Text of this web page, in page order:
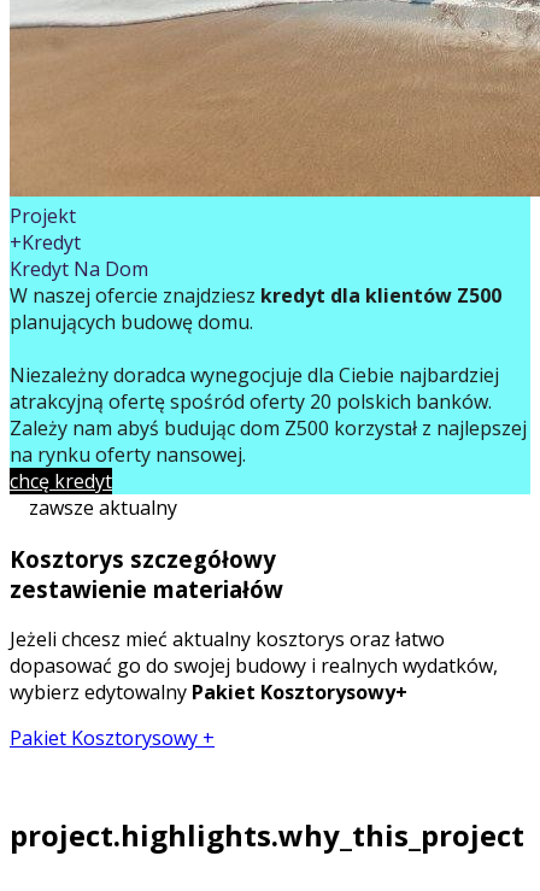
Projekt
+Kredyt
Kredyt Na Dom
W naszej ofercie znajdziesz kredyt dla klientów Z500
planujących budowę domu.
Niezależny doradca wynegocjuje dla Ciebie najbardziej
atrakcyjną ofertę spośród oferty 20 polskich banków.
Zależy nam abyś budując dom Z500 korzystał z najlepszej
na rynku oferty finansowej.
chcę kredyt
zawsze aktualny
Kosztorys szczegółowy
zestawienie materiałów
Jeżeli chcesz mieć aktualny kosztorys oraz łatwo
dopasować go do swojej budowy i realnych wydatków,
wybierz edytowalny Pakiet Kosztorysowy+
Pakiet Kosztorysowy +
project.highlights.why_this_project